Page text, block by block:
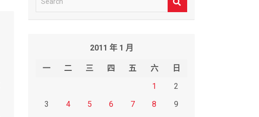
e
2011 年 1 月
一 二 三 四 五 六
日
1
2
3
4 5 6 7 8
9